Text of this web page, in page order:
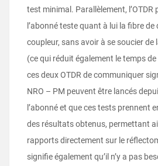
test minimal. Parallèlement, l’OTDR
l’abonné teste quant à lui la fibre
coupleur, sans avoir à se soucier
(ce qui réduit également le temps
ces deux OTDR de communiquer
NRO – PM peuvent être lancés
l’abonné et que ces tests prennent
des résultats obtenus, permettant
rapports directement sur le
signifie également qu’il n’y a pas